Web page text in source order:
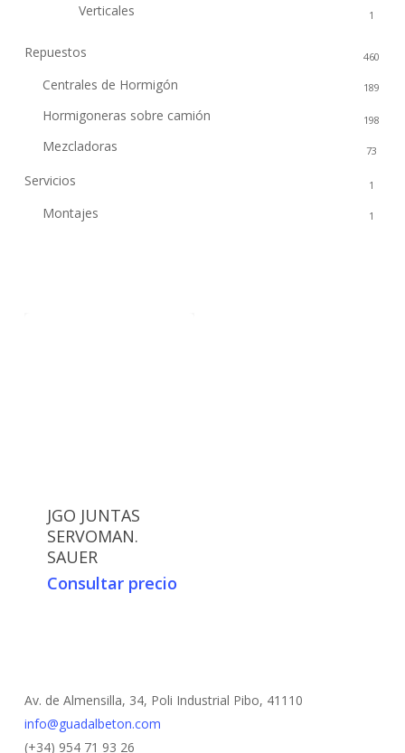
Verticales 1
Repuestos 460
Centrales de Hormigón 189
Hormigoneras sobre camión 198
Mezcladoras 73
Servicios 1
Montajes 1
JGO JUNTAS
SERVOMAN.
SAUER
Consultar precio
Av. de Almensilla, 34, Poli Industrial Pibo, 41110
info@guadalbeton.com
(+34) 954 71 93 26